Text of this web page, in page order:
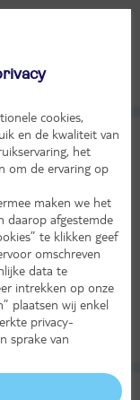
per persoon
verplichte kosten inbegrepen!
342,-
persoon
Bekijk
verplichte kosten inbegrepen!
cookies,
en de kwaliteit van
het
om de ervaring op
maken we het
daarop afgestemde
te klikken geef
omschreven
data te
intrekken op onze
plaatsen wij enkel
privacy-
sprake van